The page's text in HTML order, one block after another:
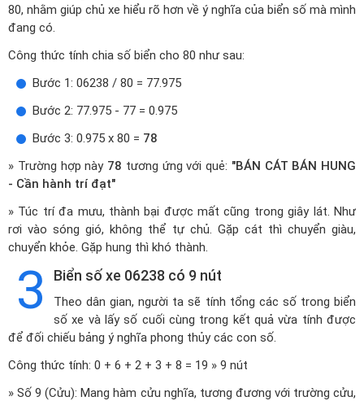
80, nhằm giúp chủ xe hiểu rõ hơn về ý nghĩa của biển số mà mình
đang có.
Công thức tính chia số biển cho 80 như sau:
Bước 1: 06238 / 80 = 77.975
Bước 2: 77.975 - 77 = 0.975
Bước 3: 0.975 x 80 = 78
» Trường hợp này 78 tương ứng với quẻ: "BÁN CÁT BÁN HUNG
- Cần hành trí đạt"
» Túc trí đa mưu, thành bại được mất cũng trong giây lát. Như
rơi vào sóng gió, không thể tự chủ. Gặp cát thì chuyển giàu,
chuyển khỏe. Gặp hung thì khó thành.
3 Biển số xe 06238 có 9 nút
Theo dân gian, người ta sẽ tính tổng các số trong biển
số xe và lấy số cuối cùng trong kết quả vừa tính được
để đối chiếu bảng ý nghĩa phong thủy các con số.
Công thức tính: 0 + 6 + 2 + 3 + 8 = 19 » 9 nút
» Số 9 (Cửu): Mang hàm cửu nghĩa, tương đương với trường cửu,